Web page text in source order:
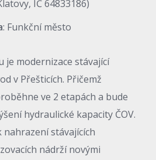
IČ 64833186)
: Funkční město
je modernizace stávající
v Přešticích. Přičemž
ve 2 etapách a bude
hydraulické kapacity ČOV.
nahrazení stávajících
nádrží novými